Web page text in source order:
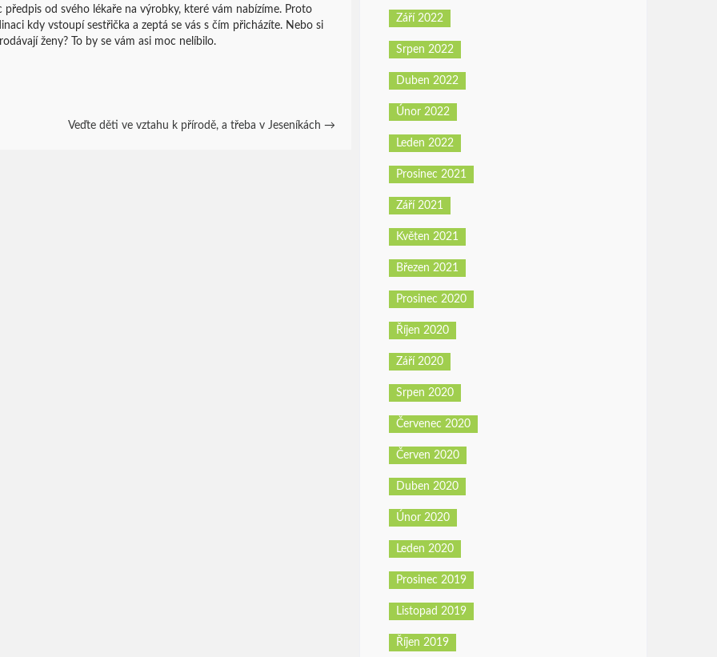
od svého lékaře na výrobky, které vám nabízíme. Proto
kdy vstoupí sestřička a zeptá se vás s čím přicházíte. Nebo si
ženy? To by se vám asi moc nelíbilo.
Veďte děti ve vztahu k přírodě, a třeba v Jeseníkách →
Září 2022
Srpen 2022
Duben 2022
Únor 2022
Leden 2022
Prosinec 2021
Září 2021
Květen 2021
Březen 2021
Prosinec 2020
Říjen 2020
Září 2020
Srpen 2020
Červenec 2020
Červen 2020
Duben 2020
Únor 2020
Leden 2020
Prosinec 2019
Listopad 2019
Říjen 2019